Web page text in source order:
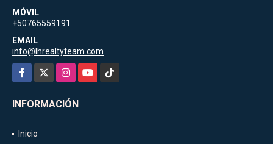
MÓVIL
+50765559191
EMAIL
info@lhrealtyteam.com
Facebook
InstagramYouTubeTikTok
INFORMACIÓN
Inicio